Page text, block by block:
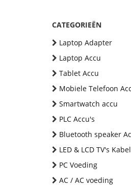
CATEGORIEËN
Laptop Adapter
Laptop Accu
Tablet Accu
Mobiele Telefoon
Smartwatch accu
PLC Accu's
Bluetooth speaker
LED & LCD TV's Kabel
PC Voeding
AC / AC voeding